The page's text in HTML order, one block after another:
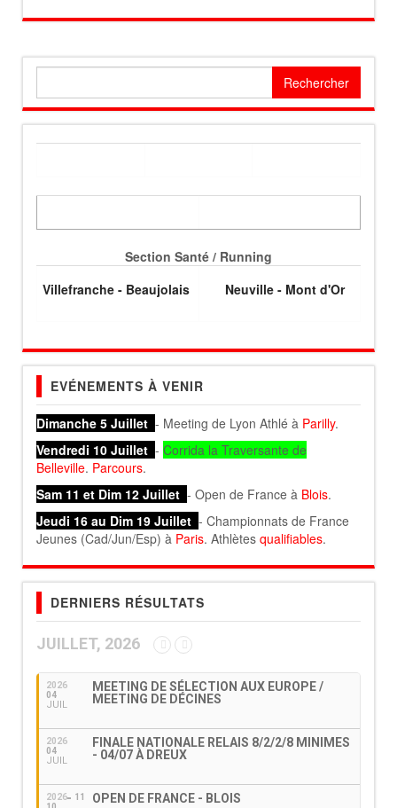
Section Santé / Running
Villefranche - Beaujolais
Neuville - Mont d'Or
EVÉNEMENTS À VENIR
Dimanche 5 Juillet - Meeting de Lyon Athlé à Parilly.
Vendredi 10 Juillet - Corrida la Traversante de
Belleville. Parcours.
Sam 11 et Dim 12 Juillet - Open de France à Blois.
Jeudi 16 au Dim 19 Juillet - Championnats de France
Jeunes (Cad/Jun/Esp) à Paris. Athlètes qualifiables.
DERNIERS RÉSULTATS
JUILLET, 2026
2026
04
JUIL
MEETING DE SÉLECTION AUX EUROPE /
MEETING DE DÉCINES
2026
04
JUIL
FINALE NATIONALE RELAIS 8/2/2/8 MINIMES
- 04/07 À DREUX
2026
11 OPEN DE FRANCE - BLOIS